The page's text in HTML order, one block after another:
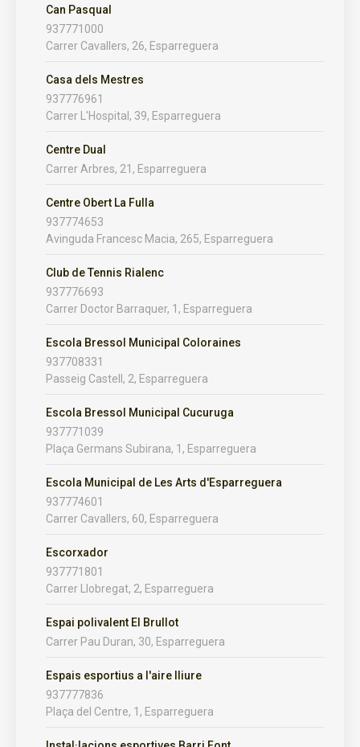
Can Pasqual
937771000
Carrer Cavallers, 26, Esparreguera
Casa dels Mestres
937776961
Carrer L'Hospital, 39, Esparreguera
Centre Dual
Carrer Arbres, 21, Esparreguera
Centre Obert La Fulla
937774653
Avinguda Francesc Macia, 265, Esparreguera
Club de Tennis Rialenc
937776693
Carrer Doctor Barraquer, 1, Esparreguera
Escola Bressol Municipal Coloraines
937708331
Passeig Castell, 2, Esparreguera
Escola Bressol Municipal Cucuruga
937771039
Plaça Germans Subirana, 1, Esparreguera
Escola Municipal de Les Arts d'Esparreguera
937774601
Carrer Cavallers, 60, Esparreguera
Escorxador
937771801
Carrer Llobregat, 2, Esparreguera
Espai polivalent El Brullot
Carrer Pau Duran, 30, Esparreguera
Espais esportius a l'aire lliure
937777836
Plaça del Centre, 1, Esparreguera